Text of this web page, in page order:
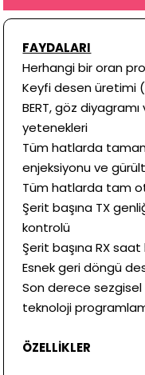
FAYDALARI
Herhangi bir oran
Keyfi desen üretimi
BERT, göz
yetenekleri
Tüm hatlarda
enjeksiyonu ve
Tüm hatlarda tam
Şerit başına TX
kontrolü
Şerit başına RX
Esnek geri döngü
Son derece
teknoloji
ÖZELLİKLER